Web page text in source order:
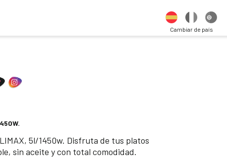
Cambiar de país
5l/1450w. Disfruta de tus platos
sin aceite y con total comodidad.